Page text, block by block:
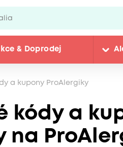
& Doprodej
a kupony ProAlergiky
kódy a
na